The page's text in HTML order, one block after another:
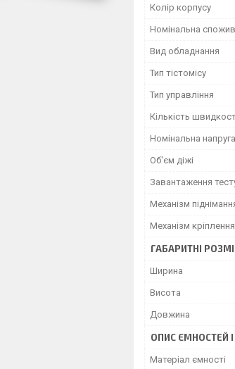
Колір корпусу
Номінальна
Вид обладнання
Тип тістомісу
Тип управління
Кількість
Номінальна напруга
Об'єм діжі
Завантаження
Механізм
Механізм
ГАБАРИТНІ
Ширина
Висота
Довжина
ОПИС ЄМНОСТЕЙ
Матеріал ємності